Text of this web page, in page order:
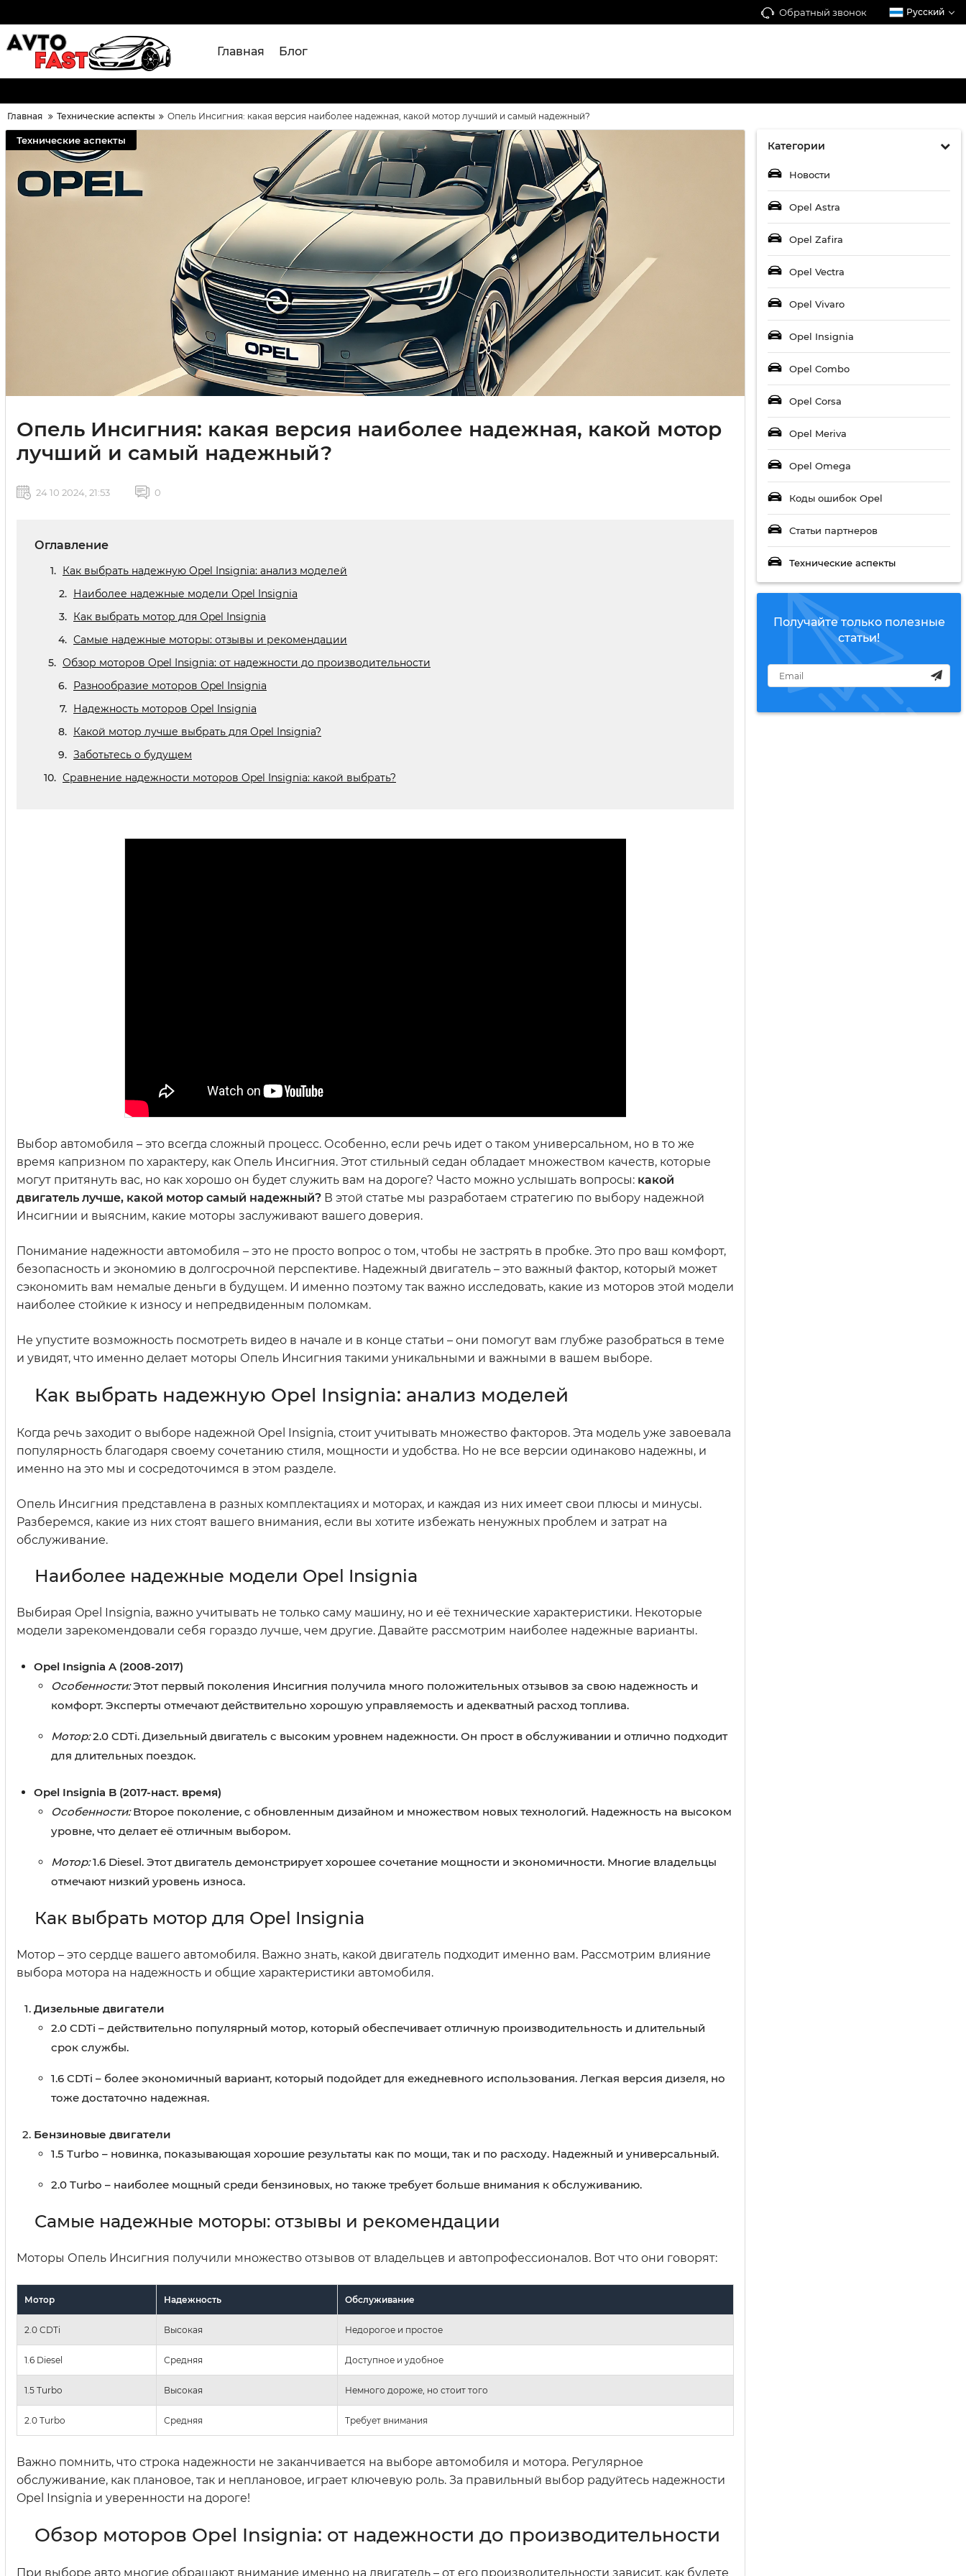
Обратный звонок Русский
Главная Блог
Главная Технические аспекты Опель Инсигния: какая версия наиболее надежная, какой мотор лучший и самый надежный?
Категории
Новости
Opel Astra
Opel Zafira
Opel Vectra
Opel Vivaro
Opel Insignia
Opel Combo
Opel Corsa
Opel Meriva
Opel Omega
Коды ошибок Opel
Статьи партнеров
Технические аспекты
Получайте только полезные
статьи!
Технические аспекты
Опель Инсигния: какая версия наиболее надежная, какой мотор
лучший и самый надежный?
24 10 2024, 21:53 0
Оглавление
Как выбрать надежную Opel Insignia: анализ моделей
Наиболее надежные модели Opel Insignia
Как выбрать мотор для Opel Insignia
Самые надежные моторы: отзывы и рекомендации
Обзор моторов Opel Insignia: от надежности до производительности
Разнообразие моторов Opel Insignia
Надежность моторов Opel Insignia
Какой мотор лучше выбрать для Opel Insignia?
Заботьтесь о будущем
Сравнение надежности моторов Opel Insignia: какой выбрать?
Выбор автомобиля – это всегда сложный процесс. Особенно, если речь идет о таком универсальном, но в то же
время капризном по характеру, как Опель Инсигния. Этот стильный седан обладает множеством качеств, которые
могут притянуть вас, но как хорошо он будет служить вам на дороге? Часто можно услышать вопросы: какой
двигатель лучше, какой мотор самый надежный? В этой статье мы разработаем стратегию по выбору надежной
Инсигнии и выясним, какие моторы заслуживают вашего доверия.
Понимание надежности автомобиля – это не просто вопрос о том, чтобы не застрять в пробке. Это про ваш комфорт,
безопасность и экономию в долгосрочной перспективе. Надежный двигатель – это важный фактор, который может
сэкономить вам немалые деньги в будущем. И именно поэтому так важно исследовать, какие из моторов этой модели
наиболее стойкие к износу и непредвиденным поломкам.
Не упустите возможность посмотреть видео в начале и в конце статьи – они помогут вам глубже разобраться в теме
и увидят, что именно делает моторы Опель Инсигния такими уникальными и важными в вашем выборе.
Как выбрать надежную Opel Insignia: анализ моделей
Когда речь заходит о выборе надежной Opel Insignia, стоит учитывать множество факторов. Эта модель уже завоевала
популярность благодаря своему сочетанию стиля, мощности и удобства. Но не все версии одинаково надежны, и
именно на это мы и сосредоточимся в этом разделе.
Опель Инсигния представлена в разных комплектациях и моторах, и каждая из них имеет свои плюсы и минусы.
Разберемся, какие из них стоят вашего внимания, если вы хотите избежать ненужных проблем и затрат на
обслуживание.
Наиболее надежные модели Opel Insignia
Выбирая Opel Insignia, важно учитывать не только саму машину, но и её технические характеристики. Некоторые
модели зарекомендовали себя гораздо лучше, чем другие. Давайте рассмотрим наиболее надежные варианты.
Opel Insignia A (2008-2017)
Особенности:Этот первый поколения Инсигния получила много положительных отзывов за свою надежность и
комфорт. Эксперты отмечают действительно хорошую управляемость и адекватный расход топлива.
Мотор:2.0 CDTi. Дизельный двигатель с высоким уровнем надежности. Он прост в обслуживании и отлично подходит
для длительных поездок.
Opel Insignia B (2017-наст. время)
Особенности:Второе поколение, с обновленным дизайном и множеством новых технологий. Надежность на высоком
уровне, что делает её отличным выбором.
Мотор:1.6 Diesel. Этот двигатель демонстрирует хорошее сочетание мощности и экономичности. Многие владельцы
отмечают низкий уровень износа.
Как выбрать мотор для Opel Insignia
Мотор – это сердце вашего автомобиля. Важно знать, какой двигатель подходит именно вам. Рассмотрим влияние
выбора мотора на надежность и общие характеристики автомобиля.
Дизельные двигатели
2.0 CDTi – действительно популярный мотор, который обеспечивает отличную производительность и длительный
срок службы.
1.6 CDTi – более экономичный вариант, который подойдет для ежедневного использования. Легкая версия дизеля, но
тоже достаточно надежная.
Бензиновые двигатели
1.5 Turbo – новинка, показывающая хорошие результаты как по мощи, так и по расходу. Надежный и универсальный.
2.0 Turbo – наиболее мощный среди бензиновых, но также требует больше внимания к обслуживанию.
Самые надежные моторы: отзывы и рекомендации
Моторы Опель Инсигния получили множество отзывов от владельцев и автопрофессионалов. Вот что они говорят:
Мотор Надежность Обслуживание
2.0 CDTi Высокая Недорогое и простое
1.6 Diesel Средняя Доступное и удобное
1.5 Turbo Высокая Немного дороже, но стоит того
2.0 Turbo Средняя Требует внимания
Важно помнить, что строка надежности не заканчивается на выборе автомобиля и мотора. Регулярное
обслуживание, как плановое, так и неплановое, играет ключевую роль. За правильный выбор радуйтесь надежности
Opel Insignia и уверенности на дороге!
Обзор моторов Opel Insignia: от надежности до производительности
При выборе авто многие обращают внимание именно на двигатель – от его производительности зависит, как будете